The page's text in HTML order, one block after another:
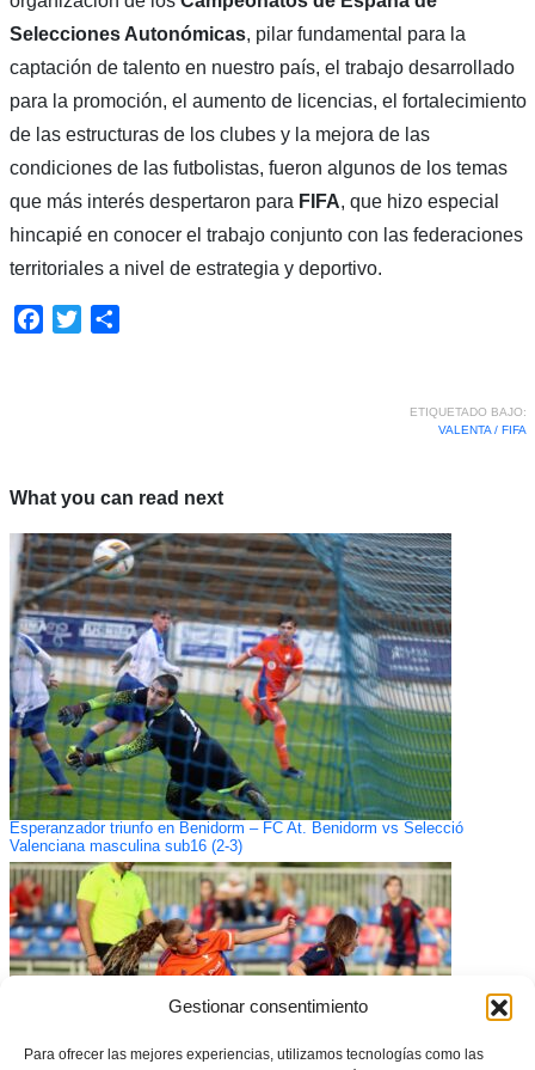
Gestionar consentimiento
Para ofrecer las mejores experiencias, utilizamos tecnologías como las
Selecciones Autonómicas, pilar fundamental para la
captación de talento en nuestro país, el trabajo desarrollado
para la promoción, el aumento de licencias, el fortalecimiento
de las estructuras de los clubes y la mejora de las
condiciones de las futbolistas, fueron algunos de los temas
que más interés despertaron para FIFA, que hizo especial
hincapié en conocer el trabajo conjunto con las federaciones
territoriales a nivel de estrategia y deportivo.
Facebook
Twitter
ETIQUETADO BAJO:
VALENTA / FIFA
What you can read next
Esperanzador triunfo en Benidorm – FC At. Benidorm vs Selecció
Valenciana masculina sub16 (2-3)